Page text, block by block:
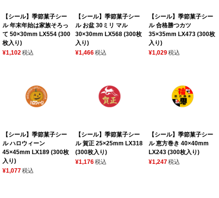
【シール】季節菓子シー
ル 年末年始は家族そろっ
て 50×30mm LX554 (300
枚入り)
¥1,102 税込
【シール】季節菓子シー
ル お盆 30ミリ マル
30×30mm LX568 (300枚
入り)
¥1,466税込
【シール】季節菓子シー
ル 合格勝つカツ
35×35mm LX473 (300枚
入り)
¥1,029税込
【シール】季節菓子シー
ル ハロウィーン
45×45mm LX189 (300枚
入り)
¥1,077税込
【シール】季節菓子シー
ル 賀正 25×25mm LX318
(300枚入り)
¥1,176税込
【シール】季節菓子シー
ル 恵方巻き 40×40mm
LX243 (300枚入り)
¥1,247税込